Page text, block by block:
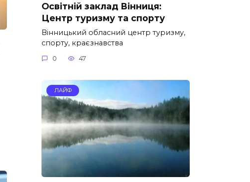
Освітній заклад Вінниця:
Центр туризму та спорту
Вінницький обласний центр туризму,
спорту, краєзнавства
0 47
ЛАЙФ